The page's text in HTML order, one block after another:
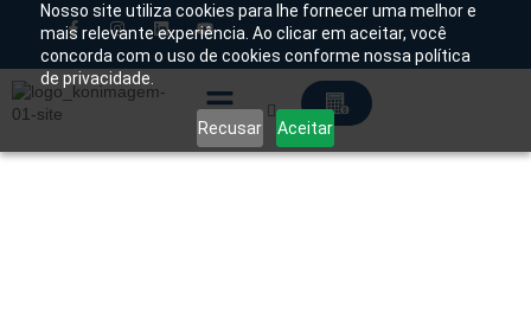
Nosso site utiliza cookies para lhe fornecer uma melhor e
mais relevante experiência. Ao clicar em aceitar, você
concorda com o uso de cookies conforme nossa política
de privacidade.
Recusar Aceitar